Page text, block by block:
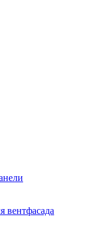
вентфасада